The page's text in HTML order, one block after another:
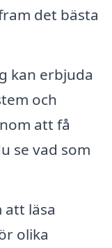
det bästa
kan erbjuda
och
att få
se vad som
att läsa
olika